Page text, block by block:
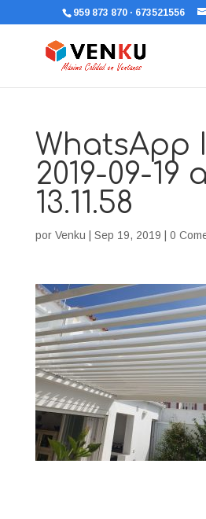
959 873 870 · 673521556
WhatsApp
2019-09-19
13.11.58
por Venku Sep 19, 2019 0